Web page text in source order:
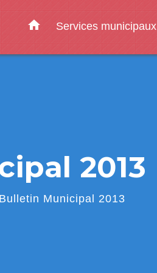
home Services municipaux
2013
Bulletin Municipal 2013